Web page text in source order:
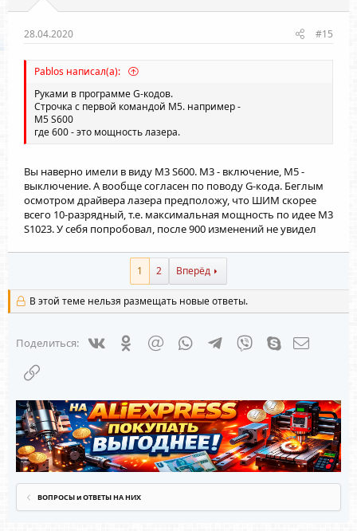
28.04.2020 #15
Pablos написал(а):
Руками в программе G-кодов.
Строчка с первой командой M5. например -
M5 S600
где 600 - это мощность лазера.
Вы наверно имели в виду M3 S600. M3 - включение, М5 -
выключение. А вообще согласен по поводу G-кода. Беглым
осмотром драйвера лазера предположу, что ШИМ скорее
всего 10-разрядный, т.е. максимальная мощность по идее M3
S1023. У себя попробовал, после 900 изменений не увидел
1 2 Вперёд
В этой теме нельзя размещать новые ответы.
Поделиться: VkontakteOdnoklassniki
Mail.ru WhatsAppTelegramViber Skype
ВОПРОСЫ и ОТВЕТЫ НА НИХ